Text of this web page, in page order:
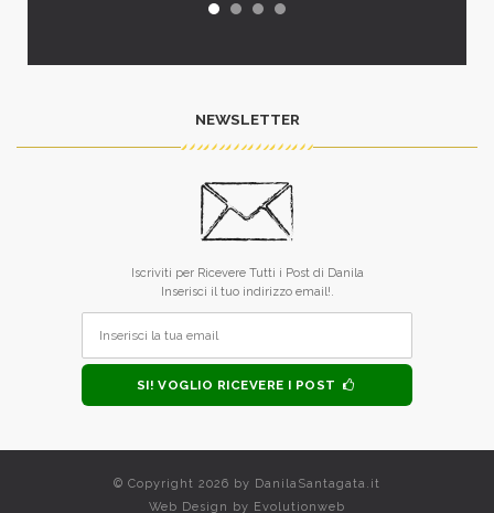
NEWSLETTER
Iscriviti per Ricevere Tutti i Post di Danila
Inserisci il tuo indirizzo email!.
SI! VOGLIO RICEVERE I POST
© Copyright 2026 by DanilaSantagata.it
Web Design by Evolutionweb